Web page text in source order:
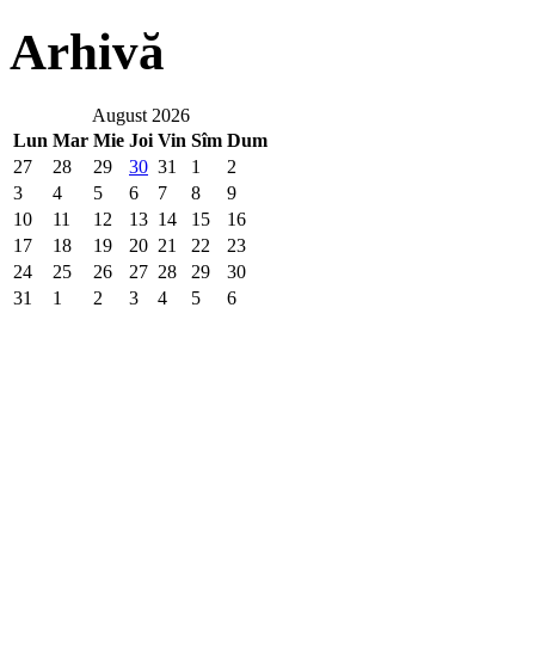
Arhivă
August 2026
Lun Mar Mie Joi Vin Sîm Dum
27
28 29 30 31 1
2
3
4 5 6 7 8
9
10
11 12 13 14 15
16
17
18 19 20 21 22
23
24
25 26 27 28 29
30
31
1 2 3 4 5 6